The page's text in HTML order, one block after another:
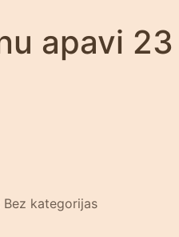
apavi 23
Bez kategorijas